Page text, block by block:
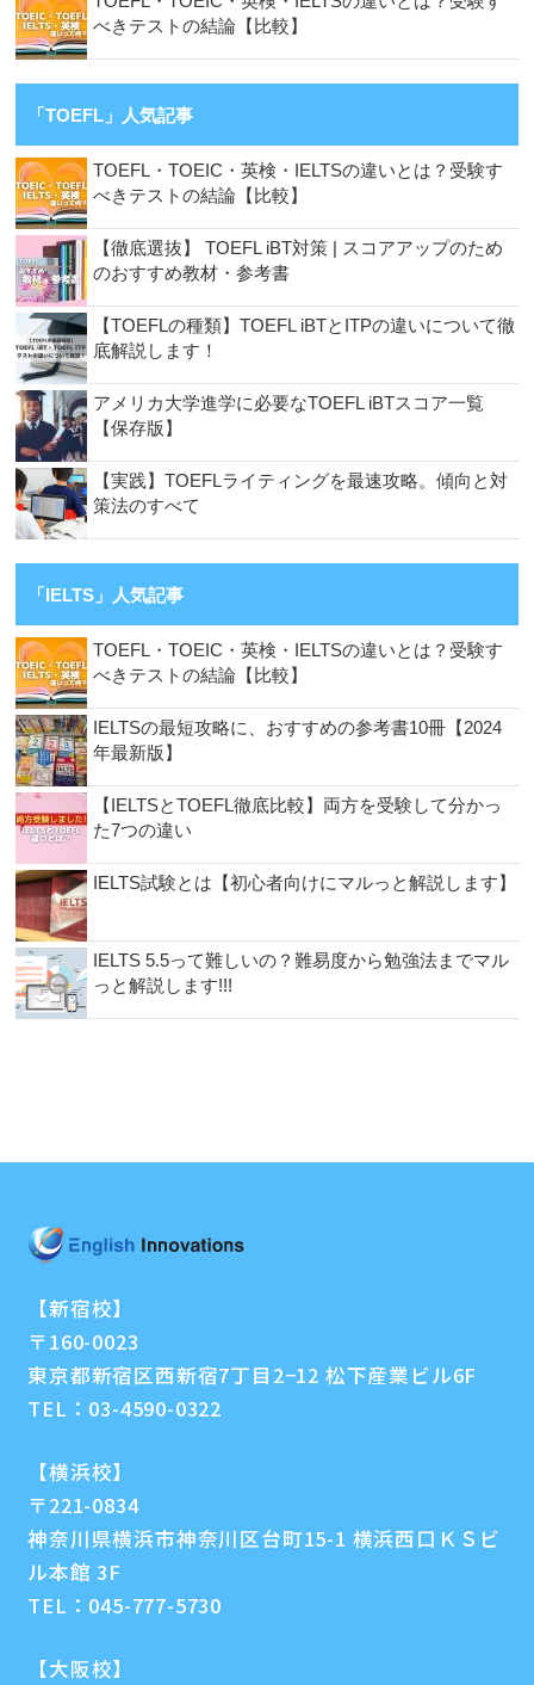
べきテストの結論【比較】
「TOEFL」人気記事
TOEFL・TOEIC・英検・IELTSの違いとは？受験す
べきテストの結論【比較】
【徹底選抜】 TOEFL iBT対策 | スコアアップのため
のおすすめ教材・参考書
【TOEFLの種類】TOEFL iBTとITPの違いについて徹
底解説します！
アメリカ大学進学に必要なTOEFL iBTスコア一覧
【保存版】
【実践】TOEFLライティングを最速攻略。傾向と対
策法のすべて
「IELTS」人気記事
TOEFL・TOEIC・英検・IELTSの違いとは？受験す
べきテストの結論【比較】
IELTSの最短攻略に、おすすめの参考書10冊【2024
年最新版】
【IELTSとTOEFL徹底比較】両方を受験して分かっ
た7つの違い
IELTS試験とは【初心者向けにマルっと解説します】
IELTS 5.5って難しいの？難易度から勉強法までマル
っと解説します!!!
【新宿校】
〒160-0023
東京都新宿区西新宿7丁目2−12 松下産業ビル6F
TEL： 03-4590-0322
【横浜校】
〒221-0834
神奈川県横浜市神奈川区台町15-1 横浜西口ＫＳビ
ル本館 3F
TEL： 045-777-5730
【大阪校】